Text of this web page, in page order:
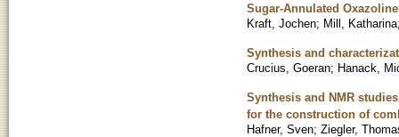
Sugar-Annulated
Kraft, Jochen; Mill, Katharina
Synthesis and
Crucius, Goeran; Hanack,
Synthesis and NMR
for the construction of
Hafner, Sven; Ziegler,